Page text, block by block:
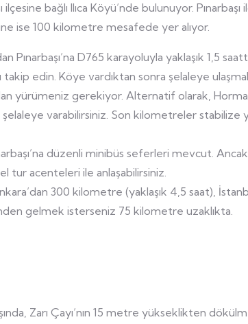
ilçesine bağlı Ilıca Köyü’nde bulunuyor.
ise 100 kilometre mesafede yer alıyor.
Pınarbaşı’na D765 karayoluyla yaklaşık 1,5
takip edin. Köye vardıktan sonra şelaleye
yürümeniz gerekiyor. Alternatif olarak,
varabilirsiniz. Son kilometreler stabilize
düzenli minibüs seferleri mevcut.
tur acenteleri ile anlaşabilirsiniz.
300 kilometre (yaklaşık 4,5 saat),
gelmek isterseniz 75 kilometre uzaklıkta.
Zarı Çayı’nın 15 metre yükseklikten